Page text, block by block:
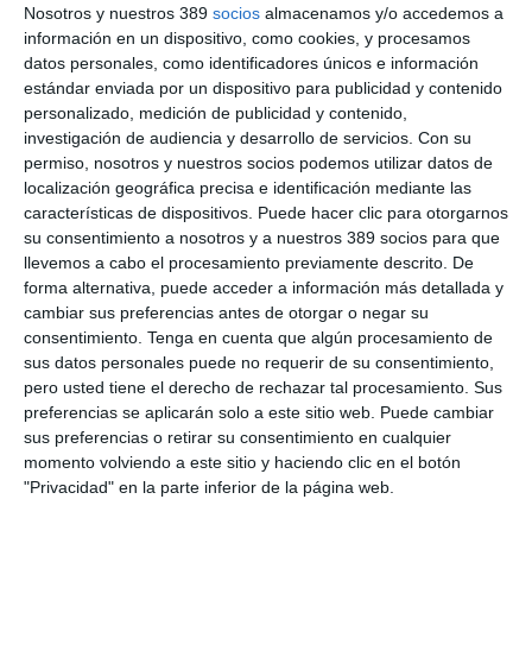
Nosotros y nuestros 389 socios almacenamos y/o accedemos a
información en un dispositivo, como cookies, y procesamos
datos personales, como identificadores únicos e información
estándar enviada por un dispositivo para publicidad y contenido
personalizado, medición de publicidad y contenido,
investigación de audiencia y desarrollo de servicios. Con su
permiso, nosotros y nuestros socios podemos utilizar datos de
localización geográfica precisa e identificación mediante las
características de dispositivos. Puede hacer clic para otorgarnos
su consentimiento a nosotros y a nuestros 389 socios para que
llevemos a cabo el procesamiento previamente descrito. De
forma alternativa, puede acceder a información más detallada y
cambiar sus preferencias antes de otorgar o negar su
consentimiento. Tenga en cuenta que algún procesamiento de
sus datos personales puede no requerir de su consentimiento,
pero usted tiene el derecho de rechazar tal procesamiento. Sus
preferencias se aplicarán solo a este sitio web. Puede cambiar
sus preferencias o retirar su consentimiento en cualquier
momento volviendo a este sitio y haciendo clic en el botón
"Privacidad" en la parte inferior de la página web.
Pádel y Frontónen el Real Club Pineda de Sevilla, con la
participación de más de 200 jugadores. También contó con un
espacio solidario realizándose un sorteo benéfico a favor de la
Asociación DEBRA Piel de Mariposa, para recaudar fondos
para apoyar la investigación y a las familias afectadas por la
Epidermólisis Bullosa.
Si quiere recibir diariamente y GRATIS noticias como
esta, pinche aquí
LO ÚLTIMO
La verdad sobre la IA en el seguro: qué funciona ya y qué sigue
siendo una promesa
Munich Re alcanza un beneficio de casi 4.000 millones y
mantiene sus previsiones para 2026
Allianz gana un 15,5% más en el semestre y confirma sus
objetivos para 2026